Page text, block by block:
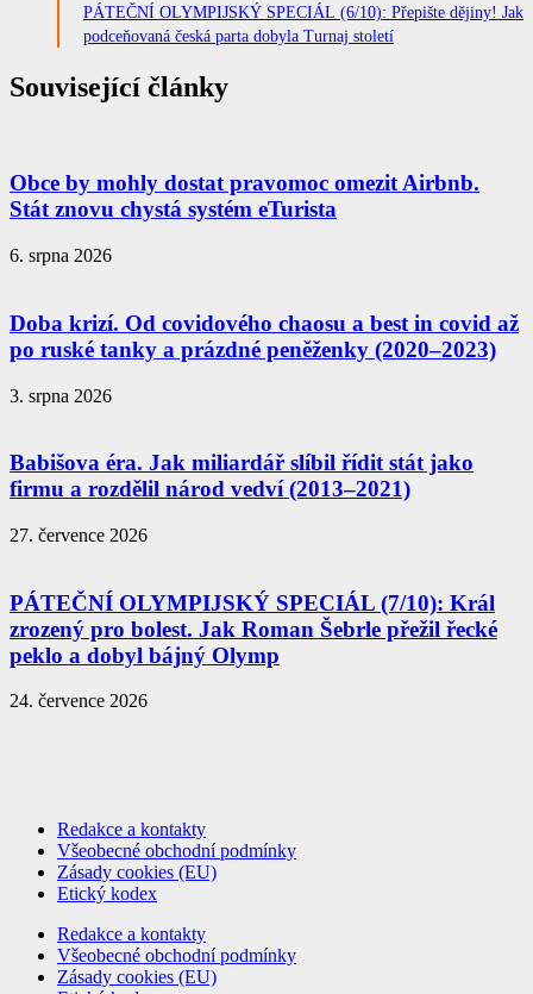
PÁTEČNÍ OLYMPIJSKÝ SPECIÁL (6/10): Přepište dějiny! Jak
podceňovaná česká parta dobyla Turnaj století
Související články
Obce by mohly dostat pravomoc omezit Airbnb.
Stát znovu chystá systém eTurista
6. srpna 2026
Doba krizí. Od covidového chaosu a best in covid až
po ruské tanky a prázdné peněženky (2020–2023)
3. srpna 2026
Babišova éra. Jak miliardář slíbil řídit stát jako
firmu a rozdělil národ vedví (2013–2021)
27. července 2026
PÁTEČNÍ OLYMPIJSKÝ SPECIÁL (7/10): Král
zrozený pro bolest. Jak Roman Šebrle přežil řecké
peklo a dobyl bájný Olymp
24. července 2026
Redakce a kontakty
Všeobecné obchodní podmínky
Zásady cookies (EU)
Etický kodex
Redakce a kontakty
Všeobecné obchodní podmínky
Zásady cookies (EU)